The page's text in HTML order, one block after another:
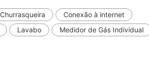
Churrasqueira
Conexão à internet
Lavabo Medidor de Gás Individual